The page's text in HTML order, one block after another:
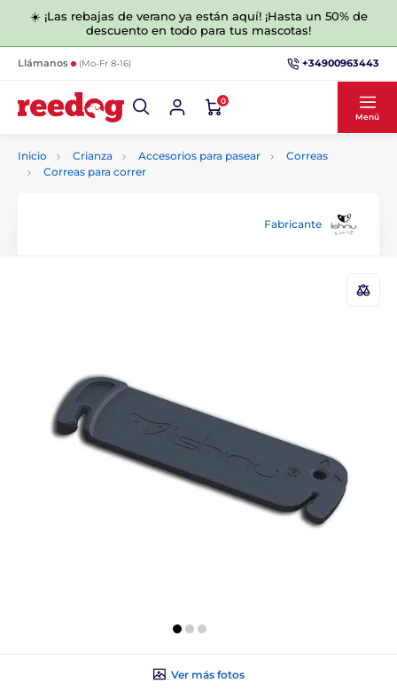
☀️ ¡Las rebajas de verano ya están aquí! ¡Hasta un 50% de
descuento en todo para tus mascotas!
Llámanos (Mo-Fr 8-16) +34900963443
0
Menú
Inicio Crianza Accesorios para pasear
Correas
Correas para correr
Fabricante
Ver más fotos